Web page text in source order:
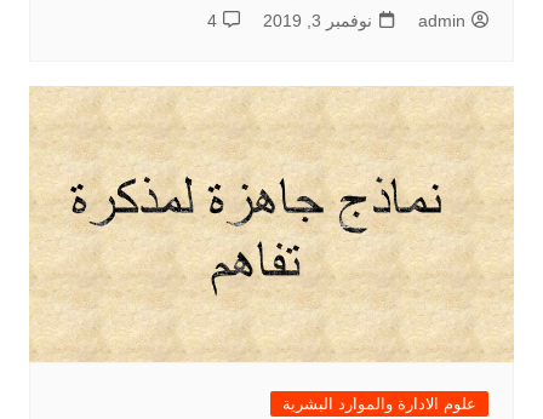
admin نوفمبر 3, 2019 4
علوم الادارة والموارد البشرية